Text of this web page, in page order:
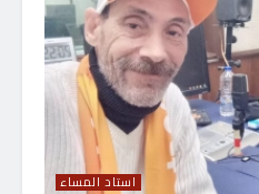
استاد المساء